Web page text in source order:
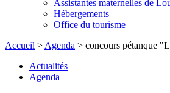
Assistantes maternelles de
Hébergements
Office du tourisme
Accueil > Agenda > concours pétanque
Actualités
Agenda